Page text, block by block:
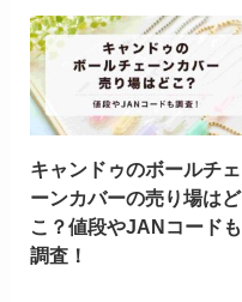
キャンドゥのボールチェ
ーンカバーの売り場はど
こ？値段やJANコードも
調査！